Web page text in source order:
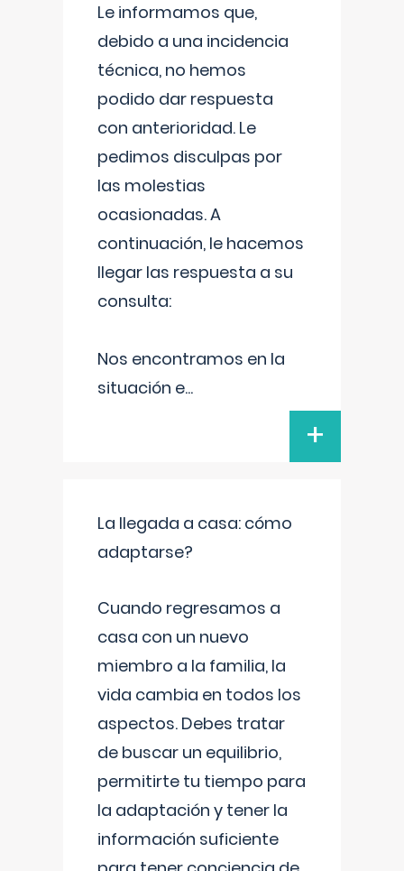
Le informamos que,
debido a una incidencia
técnica, no hemos
podido dar respuesta
con anterioridad. Le
pedimos disculpas por
las molestias
ocasionadas. A
continuación, le hacemos
llegar las respuesta a su
consulta:
Nos encontramos en la
situación e...
+
La llegada a casa: cómo
adaptarse?
Cuando regresamos a
casa con un nuevo
miembro a la familia, la
vida cambia en todos los
aspectos. Debes tratar
de buscar un equilibrio,
permitirte tu tiempo para
la adaptación y tener la
información suficiente